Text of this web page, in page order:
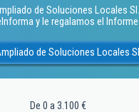
de Soluciones Locales
y le regalamos el
de Soluciones Locales Sl
De 0 a 3.100 €